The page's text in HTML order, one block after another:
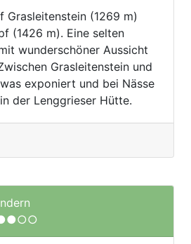
Grasleitenstein (1269 m)
(1426 m). Eine selten
wunderschöner Aussicht
Grasleitenstein und
exponiert und bei Nässe
der Lenggrieser Hütte.